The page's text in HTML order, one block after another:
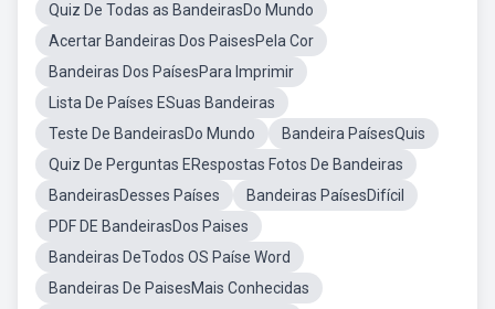
Quiz De Todas as BandeirasDo Mundo
Acertar Bandeiras Dos PaisesPela Cor
Bandeiras Dos PaísesPara Imprimir
Lista De Países ESuas Bandeiras
Teste De BandeirasDo Mundo
Bandeira PaísesQuis
Quiz De Perguntas ERespostas Fotos De Bandeiras
BandeirasDesses Países
Bandeiras PaísesDifícil
PDF DE BandeirasDos Paises
Bandeiras DeTodos OS Paíse Word
Bandeiras De PaisesMais Conhecidas